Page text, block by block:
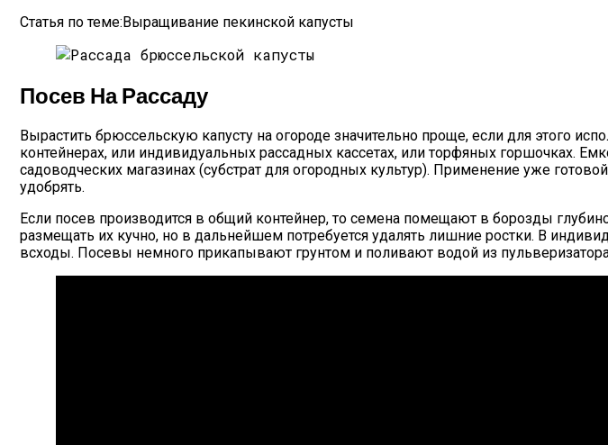
Статья по теме:Выращивание пекинской капусты
Посев На Рассаду
Вырастить брюссельскую капусту на огороде значительно проще, если для этого
контейнерах, или индивидуальных рассадных кассетах, или торфяных горшочках.
садоводческих магазинах (субстрат для огородных культур). Применение уже
удобрять.
Если посев производится в общий контейнер, то семена помещают в борозды
размещать их кучно, но в дальнейшем потребуется удалять лишние ростки. В
всходы. Посевы немного прикапывают грунтом и поливают водой из